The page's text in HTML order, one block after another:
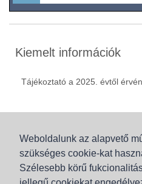
Weboldalunk az alapvető
szükséges cookie-kat
Szélesebb körű
Kiemelt információk
Tájékoztató a 2025. évtől
Szaknévsor
Szaknévsorunk folyamatosan